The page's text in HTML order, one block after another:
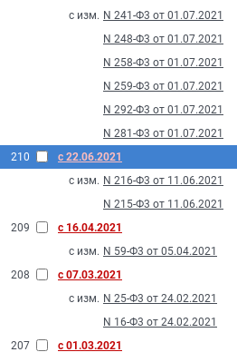
с изм. N 241-Ф3 от 01.07.2021
N 248-Ф3 от 01.07.2021
N 258-Ф3 от 01.07.2021
N 259-Ф3 от 01.07.2021
N 292-Ф3 от 01.07.2021
N 281-Ф3 от 01.07.2021
210
с 22.06.2021
с изм. N 216-Ф3 от 11.06.2021
N 215-Ф3 от 11.06.2021
209
с 16.04.2021
с изм. N 59-Ф3 от 05.04.2021
208
с 07.03.2021
с изм. N 25-Ф3 от 24.02.2021
N 16-Ф3 от 24.02.2021
207
с 01.03.2021